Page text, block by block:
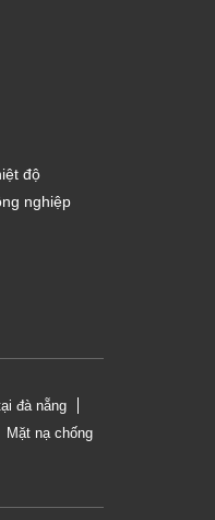
độ
nghiệp
đà nẵng
Mặt nạ chống